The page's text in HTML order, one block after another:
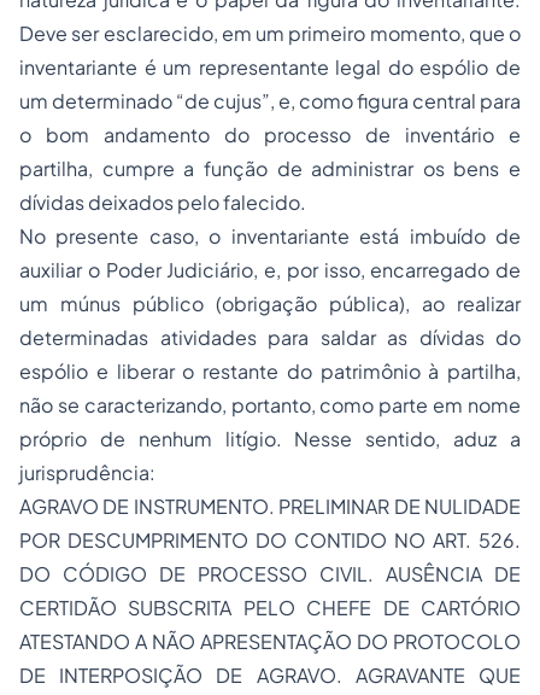
Deve ser esclarecido, em um primeiro momento, que o
inventariante é um representante legal do espólio de
um determinado “de cujus”, e, como figura central para
o bom andamento do processo de inventário e
partilha, cumpre a função de administrar os bens e
dívidas deixados pelo falecido.
No presente caso, o inventariante está imbuído de
auxiliar o Poder Judiciário, e, por isso, encarregado de
um múnus público (obrigação pública), ao realizar
determinadas atividades para saldar as dívidas do
espólio e liberar o restante do patrimônio à partilha,
não se caracterizando, portanto, como parte em nome
próprio de nenhum litígio. Nesse sentido, aduz a
jurisprudência:
AGRAVO DE INSTRUMENTO. PRELIMINAR DE NULIDADE
POR DESCUMPRIMENTO DO CONTIDO NO ART. 526.
DO CÓDIGO DE PROCESSO CIVIL. AUSÊNCIA DE
CERTIDÃO SUBSCRITA PELO CHEFE DE CARTÓRIO
ATESTANDO A NÃO APRESENTAÇÃO DO PROTOCOLO
DE INTERPOSIÇÃO DE AGRAVO. AGRAVANTE QUE